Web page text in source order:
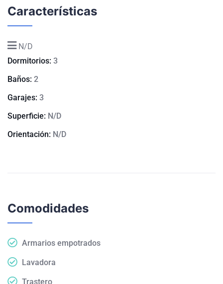
Características
N/D
Dormitorios: 3
Baños: 2
Garajes: 3
Superficie: N/D
Orientación: N/D
Comodidades
Armarios empotrados
Lavadora
Trastero